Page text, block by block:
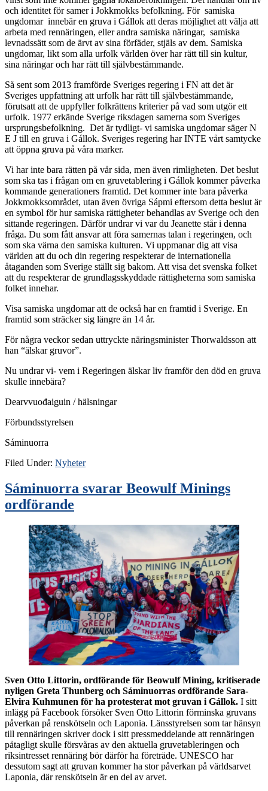
och identitet för samer i Jokkmokks befolkning. För samiska
ungdomar innebär en gruva i Gállok att deras möjlighet att välja att
arbeta med rennäringen, eller andra samiska näringar, samiska
levnadssätt som de ärvt av sina förfäder, stjäls av dem. Samiska
ungdomar, likt som alla urfolk världen över har rätt till sin kultur,
sina näringar och har rätt till självbestämmande.
Så sent som 2013 framförde Sveriges regering i FN att det är
Sveriges uppfattning att urfolk har rätt till självbestämmande,
förutsatt att de uppfyller folkrättens kriterier på vad som utgör ett
urfolk. 1977 erkände Sverige riksdagen samerna som Sveriges
ursprungsbefolkning. Det är tydligt- vi samiska ungdomar säger N
E J till en gruva i Gállok. Sveriges regering har INTE vårt samtycke
att öppna gruva på våra marker.
Vi har inte bara rätten på vår sida, men även rimligheten. Det beslut
som ska tas i frågan om en gruvetablering i Gállok kommer påverka
kommande generationers framtid. Det kommer inte bara påverka
Jokkmokksområdet, utan även övriga Sápmi eftersom detta beslut är
en symbol för hur samiska rättigheter behandlas av Sverige och den
sittande regeringen. Därför undrar vi var du Jeanette står i denna
fråga. Du som fått ansvar att föra samernas talan i regeringen, och
som ska värna den samiska kulturen. Vi uppmanar dig att visa
världen att du och din regering respekterar de internationella
åtaganden som Sverige ställt sig bakom. Att visa det svenska folket
att du respekterar de grundlagsskyddade rättigheterna som samiska
folket innehar.
Visa samiska ungdomar att de också har en framtid i Sverige. En
framtid som sträcker sig längre än 14 år.
För några veckor sedan uttryckte näringsminister Thorwaldsson att
han “älskar gruvor”.
Nu undrar vi- vem i Regeringen älskar liv framför den död en gruva
skulle innebära?
Dearvvuođaiguin / hälsningar
Förbundsstyrelsen
Sáminuorra
Filed Under: Nyheter
Sáminuorra svarar Beowulf Minings
ordförande
Sven Otto Littorin, ordförande för Beowulf Mining, kritiserade
nyligen Greta Thunberg och Sáminuorras ordförande Sara-
Elvira Kuhmunen för ha protesterat mot gruvan i Gállok. I sitt
inlägg på Facebook försöker Sven Otto Littorin förminska gruvans
påverkan på renskötseln och Laponia. Länsstyrelsen som tar hänsyn
till rennäringen skriver dock i sitt pressmeddelande att rennäringen
påtagligt skulle försvåras av den aktuella gruvetableringen och
riksintresset rennäring bör därför ha företräde. UNESCO har
dessutom sagt att gruvan kommer ha stor påverkan på världsarvet
Laponia, där renskötseln är en del av arvet.